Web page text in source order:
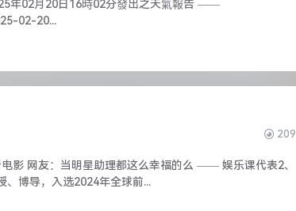
年02月20日16時02分發出之天氣報告 ——
02-20...
209
影 网友：当明星助理都这么幸福的么 —— 娱乐课代表2、
、博导，入选2024年全球前...